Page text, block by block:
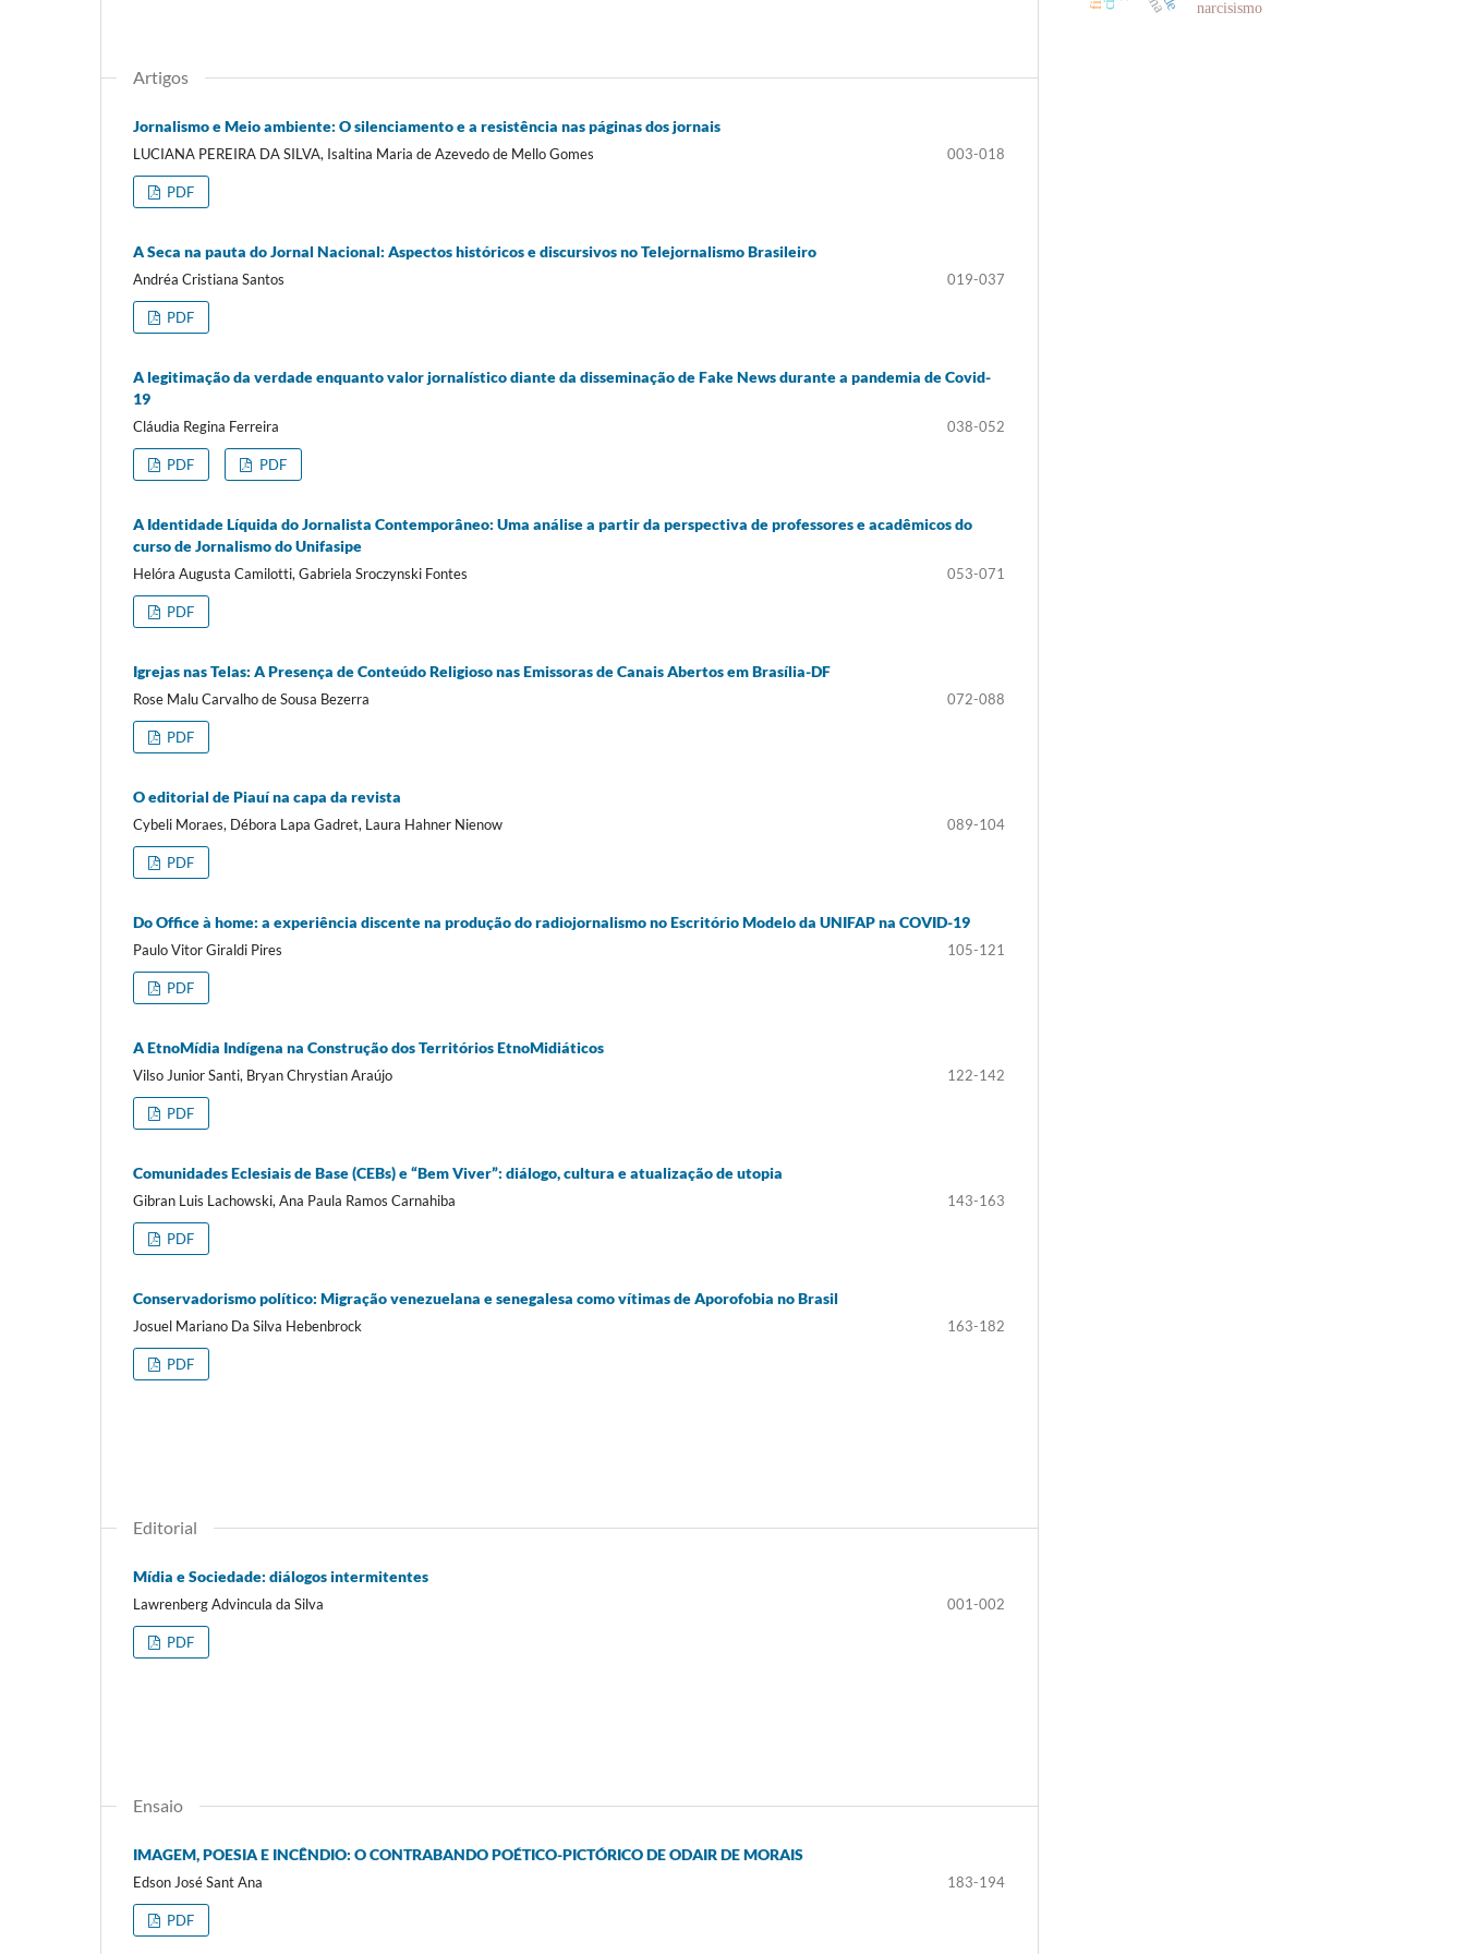
Artigos
Jornalismo e Meio ambiente: O silenciamento e a resistência nas páginas dos jornais
LUCIANA PEREIRA DA SILVA, Isaltina Maria de Azevedo de Mello Gomes 003-018
PDF
A Seca na pauta do Jornal Nacional: Aspectos históricos e discursivos no Telejornalismo Brasileiro
Andréa Cristiana Santos 019-037
PDF
A legitimação da verdade enquanto valor jornalístico diante da disseminação de Fake News durante a pandemia de Covid-
19
Cláudia Regina Ferreira 038-052
PDF PDF
A Identidade Líquida do Jornalista Contemporâneo: Uma análise a partir da perspectiva de professores e acadêmicos do
curso de Jornalismo do Unifasipe
Helóra Augusta Camilotti, Gabriela Sroczynski Fontes 053-071
PDF
Igrejas nas Telas: A Presença de Conteúdo Religioso nas Emissoras de Canais Abertos em Brasília-DF
Rose Malu Carvalho de Sousa Bezerra 072-088
PDF
O editorial de Piauí na capa da revista
Cybeli Moraes, Débora Lapa Gadret, Laura Hahner Nienow 089-104
PDF
Do Office à home: a experiência discente na produção do radiojornalismo no Escritório Modelo da UNIFAP na COVID-19
Paulo Vitor Giraldi Pires 105-121
PDF
A EtnoMídia Indígena na Construção dos Territórios EtnoMidiáticos
Vilso Junior Santi, Bryan Chrystian Araújo 122-142
PDF
Comunidades Eclesiais de Base (CEBs) e “Bem Viver”: diálogo, cultura e atualização de utopia
Gibran Luis Lachowski, Ana Paula Ramos Carnahiba 143-163
PDF
Conservadorismo político: Migração venezuelana e senegalesa como vítimas de Aporofobia no Brasil
Josuel Mariano Da Silva Hebenbrock 163-182
PDF
Editorial
Mídia e Sociedade: diálogos intermitentes
Lawrenberg Advincula da Silva 001-002
PDF
Ensaio
IMAGEM, POESIA E INCÊNDIO: O CONTRABANDO POÉTICO-PICTÓRICO DE ODAIR DE MORAIS
Edson José Sant Ana 183-194
PDF
narcisismo